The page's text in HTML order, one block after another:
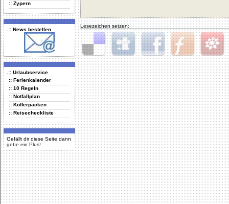
:: Zypern
.:: News bestellen
.:: Urlaubservice
:: Ferienkalender
:: 10 Regeln
:: Notfallplan
:: Kofferpacken
:: Reisecheckliste
Gefällt dir diese Seite dann
gebe ein Plus!
Lesezeichen setzen:
Delicious Digg Facebook Furl StudiVZ